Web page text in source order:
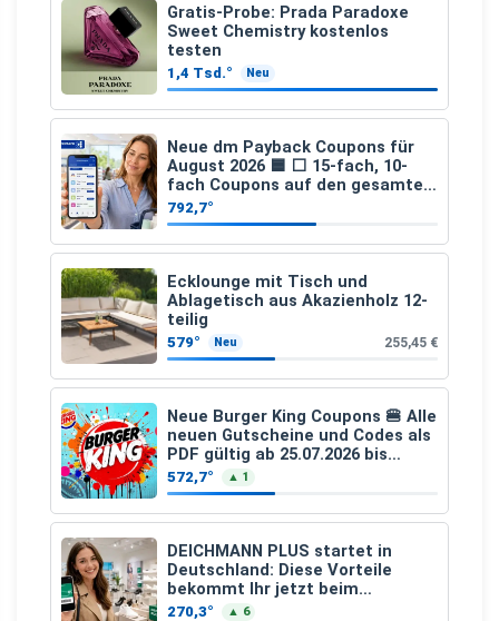
Gratis-Probe: Prada Paradoxe
Sweet Chemistry kostenlos
testen
1,4 Tsd.° Neu
Neue dm Payback Coupons für
August 2026 🟦 ⬜ 15-fach, 10-
fach Coupons auf den gesamten
Einkauf ab 2 €
792,7°
Ecklounge mit Tisch und
Ablagetisch aus Akazienholz 12-
teilig
579° Neu 255,45 €
Neue Burger King Coupons 🍔 Alle
neuen Gutscheine und Codes als
PDF gültig ab 25.07.2026 bis
04.09.2026
572,7° ▲ 1
DEICHMANN PLUS startet in
Deutschland: Diese Vorteile
bekommt Ihr jetzt beim
Schuhkauf
270,3° ▲ 6